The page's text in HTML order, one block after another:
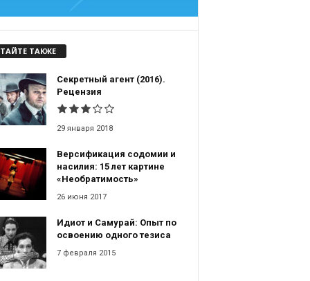
ТАКЖЕ
Секретный агент (2016).
Рецензия
29 января 2018
Версификация содомии и
насилия: 15 лет картине
«Необратимость»
26 июня 2017
Идиот и Самурай: Опыт по
освоению одного тезиса
7 февраля 2015